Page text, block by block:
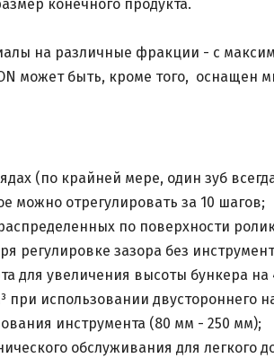
конечного продукта.
на различные фракции - с
может быть, кроме того, оснащен
(по крайней мере, один зуб
можно отрегулировать за 10 шагов;
по поверхности
регулировке зазора без
для увеличения высоты бункера на
при использовании двустороннего
инструмента (80 мм - 250 мм);
обслуживания для легкого